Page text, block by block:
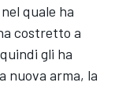
quale ha
costretto a
gli ha
nuova arma, la